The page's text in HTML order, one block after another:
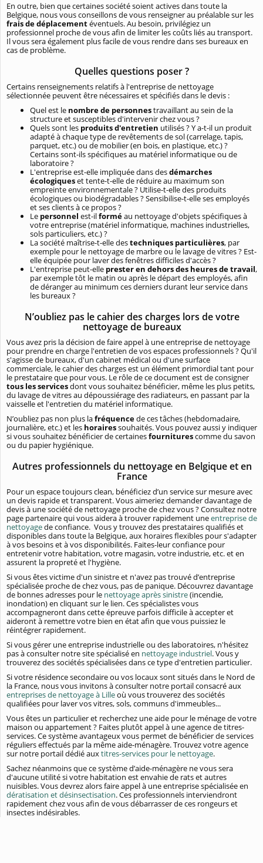
En outre, bien que certaines société soient actives dans toute la
Belgique, nous vous conseillons de vous renseigner au préalable sur les
frais de déplacementéventuels. Au besoin, privilégiez un
professionnel proche de vous afin de limiter les coûts liés au transport.
Il vous sera également plus facile de vous rendre dans ses bureaux en
cas de problème.
Quelles questions poser ?
Certains renseignements relatifs à l'entreprise de nettoyage
sélectionnée peuvent être nécessaires et spécifiés dans le devis :
Quel est le nombre de personnestravaillant au sein de la
structure et susceptibles d'intervenir chez vous ?
Quels sont les produits d'entretien utilisés ? Y a-t-il un produit
adapté à chaque type de revêtements de sol (carrelage, tapis,
parquet, etc.) ou de mobilier (en bois, en plastique, etc.) ?
Certains sont-ils spécifiques au matériel informatique ou de
laboratoire ?
L'entreprise est-elle impliquée dans desdémarches
écologiqueset tente-t-elle de réduire au maximum son
empreinte environnementale ? Utilise-t-elle des produits
écologiques ou biodégradables ? Sensibilise-t-elle ses employés
et ses clients à ce propos ?
Le personnel est-ilforméau nettoyage d'objets spécifiques à
votre entreprise (matériel informatique, machines industrielles,
sols particuliers, etc.) ?
La société maîtrise-t-elle destechniques particulières, par
exemple pour le nettoyage de marbre ou le lavage de vitres ? Est-
elle équipée pour laver des fenêtres difficiles d'accès ?
L'entreprise peut-elle prester en dehors des heures de travail,
par exemple tôt le matin ou après le départ des employés, afin
de déranger au minimum ces derniers durant leur service dans
les bureaux ?
N’oubliez pas le cahier des charges lors de votre
nettoyage de bureaux
Vous avez pris la décision de faire appel à une entreprise de nettoyage
pour prendre en charge l'entretien de vos espaces professionnels ? Qu'il
s'agisse de bureaux, d'un cabinet médical ou d'une surface
commerciale, le cahier des charges est un élément primordial tant pour
le prestataire que pour vous. Le rôle de ce document est de consigner
tous les servicesdont vous souhaitez bénéficier, même les plus petits,
du lavage de vitres au dépoussiérage des radiateurs, en passant par la
vaisselle et l'entretien du matériel informatique.
N’oubliez pas non plus lafréquencede ces tâches (hebdomadaire,
journalière, etc.) et les horairessouhaités. Vous pouvez aussi y indiquer
si vous souhaitez bénéficier de certainesfourniturescomme du savon
ou du papier hygiénique.
Autres professionnels du nettoyage en Belgique et en
France
Pour un espace toujours clean, bénéficiez d’un service sur mesure avec
un devis rapide et transparent. Vous aimeriez demander davantage de
devis à une société de nettoyage proche de chez vous ? Consultez notre
page partenaire qui vous aidera à trouver rapidement uneentreprise de
nettoyagede confiance. Vous y trouvez des prestataires qualifiés et
disponibles dans toute la Belgique, aux horaires flexibles pour s'adapter
à vos besoins et à vos disponibilités. Faites-leur confiance pour
entretenir votre habitation, votre magasin, votre industrie, etc. et en
assurent la propreté et l'hygiène.
Si vous êtes victime d'un sinistre et n'avez pas trouvé d’entreprise
spécialisée proche de chez vous, pas de panique. Découvrez davantage
de bonnes adresses pour le nettoyage après sinistre(incendie,
inondation) en cliquant sur le lien. Ces spécialistes vous
accompagneront dans cette épreuve parfois difficile à accepter et
aideront à remettre votre bien en état afin que vous puissiez le
réintégrer rapidement.
Si vous gérer une entreprise industrielle ou des laboratoires, n'hésitez
pas à consulter notre site spécialisé en nettoyage industriel. Vous y
trouverez des sociétés spécialisées dans ce type d'entretien particulier.
Si votre résidence secondaire ou vos locaux sont situés dans le Nord de
la France, nous vous invitons à consulter notre portail consacré aux
entreprises de nettoyage à Lilleoù vous trouverez des sociétés
qualifiées pour laver vos vitres, sols, communs d'immeubles...
Vous êtes un particulier et recherchez une aide pour le ménage de votre
maison ou appartement ? Faites plutôt appel à une agence de titres-
services. Ce système avantageux vous permet de bénéficier de services
réguliers effectués par la même aide-ménagère. Trouvez votre agence
sur notre portail dédié auxtitres-services pour le nettoyage.
Sachez néanmoins que ce système d’aide-ménagère ne vous sera
d'aucune utilité si votre habitation est envahie de rats et autres
nuisibles. Vous devrez alors faire appel à une entreprise spécialisée en
dératisation et désinsectisation. Ces professionnels interviendront
rapidement chez vous afin de vous débarrasser de ces rongeurs et
insectes indésirables.